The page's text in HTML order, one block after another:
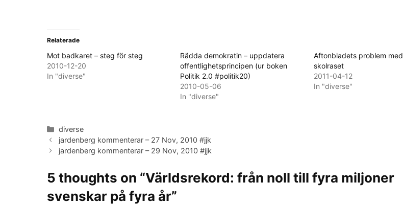
Relaterade
Mot badkaret – steg för steg
2010-12-20
In "diverse"
Rädda demokratin – uppdatera
offentlighetsprincipen (ur boken
Politik 2.0 #politik20)
2010-05-06
In "diverse"
Aftonbladets problem med
skolraset
2011-04-12
In "diverse"
Categories
diverse
jardenberg kommenterar – 27 Nov, 2010 #jjk
jardenberg kommenterar – 29 Nov, 2010 #jjk
5 thoughts on “Världsrekord: från noll till fyra miljoner
svenskar på fyra år”